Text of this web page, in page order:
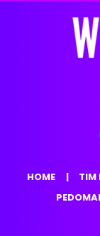
HOME TIM